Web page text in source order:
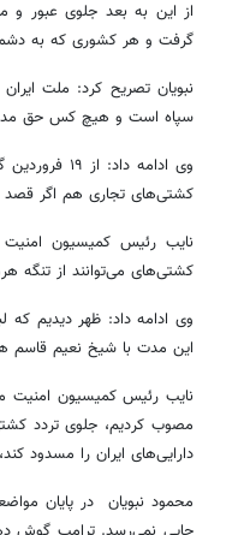
از این به بعد جلوی عبور و
گرفت و هر کشوری که به
نبویان تصریح کرد: ملت
سپاه است و هیچ کس حق
وی ادامه
کشتی‌های تجاری هم اگر قصد
کشتی‌های می‌توانند از تنگه
وی ادامه داد: ظهر دیدیم که
این مدت با شیخ نعیم قاسم
نایب رئیس کمیسیون
مصوب کردیم، جلوی تردد
دارایی‌های ایران را
محمود نبویان در پایان